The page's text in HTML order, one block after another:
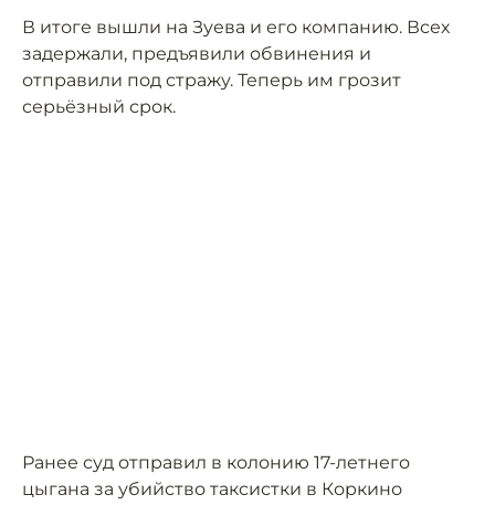
В итоге вышли на Зуева и его компанию. Всех
задержали, предъявили обвинения и
отправили под стражу. Теперь им грозит
серьёзный срок.
Ранее суд отправил в колонию 17-летнего
цыгана за убийство таксистки в Коркино